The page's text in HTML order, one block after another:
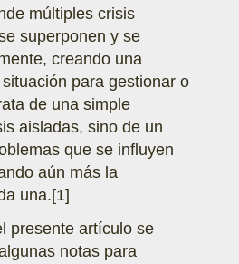
múltiples crisis
superponen y se
creando una
para gestionar o
de una simple
aisladas, sino de un
que se influyen
aún más la
una.[1]
presente artículo se
notas para